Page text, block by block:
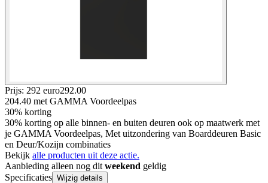
Prijs: 292 euro292.00
204.40 met GAMMA Voordeelpas
30% korting
30% korting op alle binnen- en buiten deuren ook op maatwerk met
je GAMMA Voordeelpas, Met uitzondering van Boarddeuren Basic
en Deur/Kozijn combinaties
Bekijk alle producten uit deze actie.
Aanbieding alleen nog dit weekend geldig
Specificaties Wijzig details